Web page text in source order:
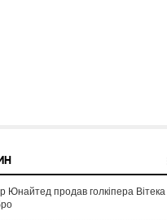
Юнайтед продав голкіпера Вітека